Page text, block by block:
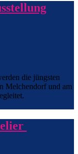
die jüngsten
Melchendorf und am